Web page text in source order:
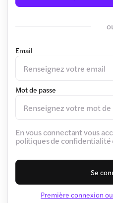
Email
Mot de passe
En vous connectant vous
politiques de confidentialité
Se
Première connexion